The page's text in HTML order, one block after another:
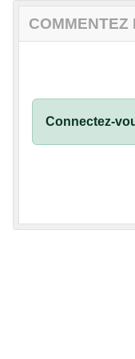
COMMENTEZ
Connectez-